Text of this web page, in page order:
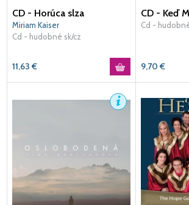
CD - Horúca slza
Miriam Kaiser
Cd - hudobné sk/cz
11,63 €
CD - Keď
Cd -
9,70 €